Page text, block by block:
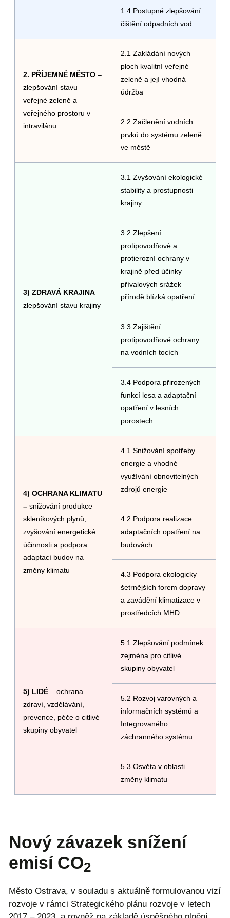
1.4 Postupné zlepšování
čištění odpadních vod
2. PŘÍJEMNÉ MĚSTO–
zlepšování stavu
veřejné zeleně a
veřejného prostoru v
intravilánu
2.1 Zakládání nových
ploch kvalitní veřejné
zeleně a její vhodná
údržba
2.2 Začlenění vodních
prvků do systému zeleně
ve městě
3) ZDRAVÁ KRAJINA –
zlepšování stavu krajiny
3.1 Zvyšování ekologické
stability a prostupnosti
krajiny
3.2 Zlepšení
protipovodňové a
protierozní ochrany v
krajině před účinky
přívalových srážek –
přírodě blízká opatření
3.3 Zajištění
protipovodňové ochrany
na vodních tocích
3.4 Podpora přirozených
funkcí lesa a adaptační
opatření v lesních
porostech
4) OCHRANA KLIMATU
–snižování produkce
skleníkových plynů,
zvyšování energetické
účinnosti a podpora
adaptací budov na
změny klimatu
4.1 Snižování spotřeby
energie a vhodné
využívání obnovitelných
zdrojů energie
4.2 Podpora realizace
adaptačních opatření na
budovách
4.3 Podpora ekologicky
šetrnějších forem dopravy
a zavádění klimatizace v
prostředcích MHD
5) LIDÉ – ochrana
zdraví, vzdělávání,
prevence, péče o citlivé
skupiny obyvatel
5.1 Zlepšování podmínek
zejména pro citlivé
skupiny obyvatel
5.2 Rozvoj varovných a
informačních systémů a
Integrovaného
záchranného systému
5.3 Osvěta v oblasti
změny klimatu
Nový závazek snížení
emisí CO2
Město Ostrava, v souladu s aktuálně formulovanou vizí
rozvoje v rámci Strategického plánu rozvoje v letech